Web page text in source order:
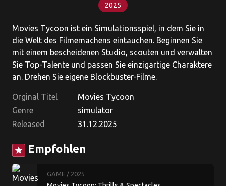
2025
Movies Tycoon ist ein Simulationsspiel, in dem Sie in
die Welt des Filmemachens eintauchen. Beginnen Sie
mit einem bescheidenen Studio, scouten und verwalten
Sie Top-Talente und passen Sie einzigartige Charaktere
an. Drehen Sie eigene Blockbuster-Filme.
Orginal Titel
Movies Tycoon
Genre
simulator
Released
31.12.2025
star Empfohlen
GAME / 2025